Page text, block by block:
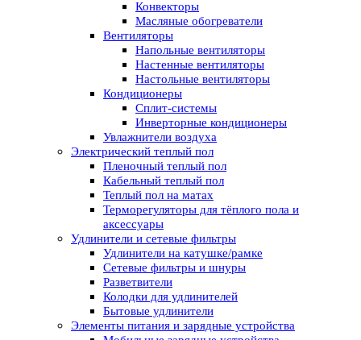
Конвекторы
Масляные обогреватели
Вентиляторы
Напольные вентиляторы
Настенные вентиляторы
Настольные вентиляторы
Кондиционеры
Сплит-системы
Инверторные кондиционеры
Увлажнители воздуха
Электрический теплый пол
Пленочный теплый пол
Кабельный теплый пол
Теплый пол на матах
Терморегуляторы для тёплого пола и
аксессуары
Удлинители и сетевые фильтры
Удлинители на катушке/рамке
Сетевые фильтры и шнуры
Разветвители
Колодки для удлинителей
Бытовые удлинители
Элементы питания и зарядные устройства